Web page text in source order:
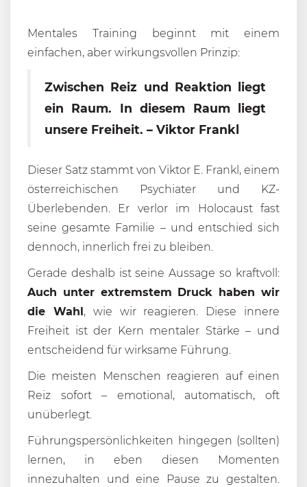
Mentales Training beginnt mit einem
einfachen, aber wirkungsvollen Prinzip:
Zwischen Reiz und Reaktion liegt
ein Raum. In diesem Raum liegt
unsere Freiheit. – Viktor Frankl
Dieser Satz stammt von Viktor E. Frankl, einem
österreichischen Psychiater und KZ-
Überlebenden. Er verlor im Holocaust fast
seine gesamte Familie – und entschied sich
dennoch, innerlich frei zu bleiben.
Gerade deshalb ist seine Aussage so kraftvoll:
Auch unter extremstem Druck haben wir
die Wahl , wie wir reagieren. Diese innere
Freiheit ist der Kern mentaler Stärke – und
entscheidend für wirksame Führung.
Die meisten Menschen reagieren auf einen
Reiz sofort – emotional, automatisch, oft
unüberlegt.
Führungspersönlichkeiten hingegen (sollten)
lernen, in eben diesen Momenten
innezuhalten und eine Pause zu gestalten.